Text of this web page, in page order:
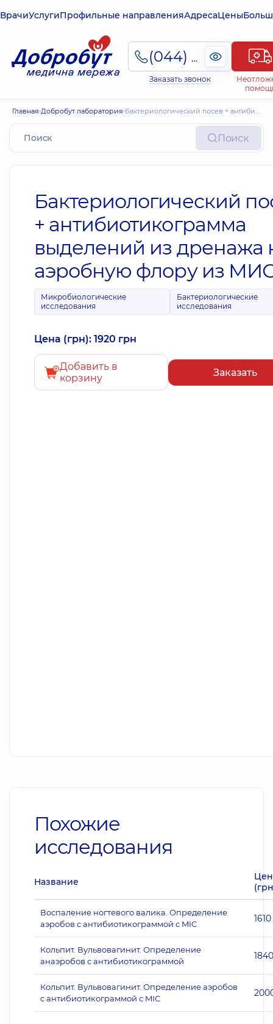
ВрачиУслугиПрофильные направленияАдресаЦены
(044) 495-2-888
Заказать звонок
Главная Добробут лаборатория Бактериологический посев + антибиотикограмма выделений из дренажа на аэробную флору из МИС
Поиск
Бактериологический
+ антибиотикограмма
выделений из дренажа
аэробную флору из
Микробиологические
исследования
Бактериологические
исследования
Цена (грн): 1920 грн
Добавить в
корзину
Заказать
Похожие
исследования
Название
Воспаление ногтевого валика. Определение
аэробов с антибиотикограммой с MIC
1610
Кольпит. Вульвовагинит. Определение
анаэробов с антибиотикограммой
1840
Кольпит. Вульвовагинит. Определение аэробов
с антибиотикограммой с MIC